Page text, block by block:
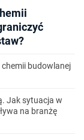
budowlanej
Jak sytuacja w
na branżę